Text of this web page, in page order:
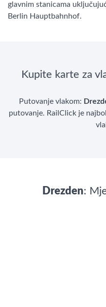
glavnim stanicama
Berlin Hauptbahnhof.
Kupite karte za
Putovanje vlakom:
putovanje. RailClick je
Drezden: